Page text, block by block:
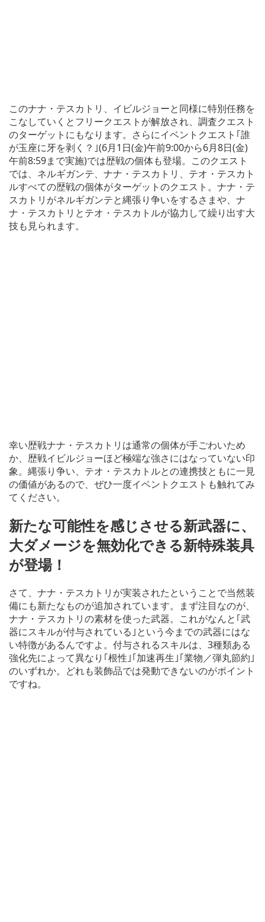
このナナ・テスカトリ、イビルジョーと同様に特別任務を
こなしていくとフリークエストが解放され、調査クエスト
のターゲットにもなります。さらにイベントクエスト｢誰
が玉座に牙を剥く？｣(6月1日(金)午前9:00から6月8日(金)
午前8:59まで実施)では歴戦の個体も登場。このクエスト
では、ネルギガンテ、ナナ・テスカトリ、テオ・テスカト
ルすべての歴戦の個体がターゲットのクエスト。ナナ・テ
スカトリがネルギガンテと縄張り争いをするさまや、ナ
ナ・テスカトリとテオ・テスカトルが協力して繰り出す大
技も見られます。
幸い歴戦ナナ・テスカトリは通常の個体が手ごわいため
か、歴戦イビルジョーほど極端な強さにはなっていない印
象。縄張り争い、テオ・テスカトルとの連携技ともに一見
の価値があるので、ぜひ一度イベントクエストも触れてみ
てください。
新たな可能性を感じさせる新武器に、
大ダメージを無効化できる新特殊装具
が登場！
さて、ナナ・テスカトリが実装されたということで当然装
備にも新たなものが追加されています。まず注目なのが、
ナナ・テスカトリの素材を使った武器。これがなんと｢武
器にスキルが付与されている｣という今までの武器にはな
い特徴があるんですよ。付与されるスキルは、3種類ある
強化先によって異なり｢根性｣｢加速再生｣｢業物／弾丸節約｣
のいずれか。どれも装飾品では発動できないのがポイント
ですね。